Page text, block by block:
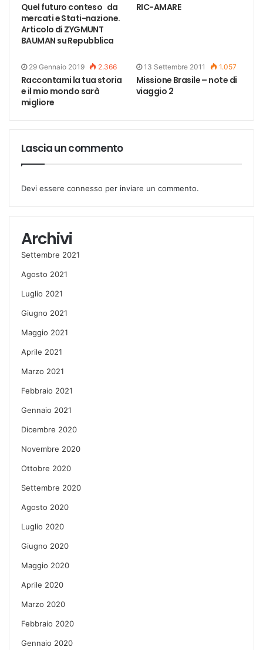
Quel futuro conteso da
mercati e Stati-nazione.
Articolo di ZYGMUNT
BAUMAN su Repubblica
RIC-AMARE
29 Gennaio 2019 2.366
Raccontami la tua storia
e il mio mondo sarà
migliore
13 Settembre 2011 1.057
Missione Brasile – note di
viaggio 2
Lascia un commento
Devi essere connesso per inviare un commento.
Archivi
Settembre 2021
Agosto 2021
Luglio 2021
Giugno 2021
Maggio 2021
Aprile 2021
Marzo 2021
Febbraio 2021
Gennaio 2021
Dicembre 2020
Novembre 2020
Ottobre 2020
Settembre 2020
Agosto 2020
Luglio 2020
Giugno 2020
Maggio 2020
Aprile 2020
Marzo 2020
Febbraio 2020
Gennaio 2020